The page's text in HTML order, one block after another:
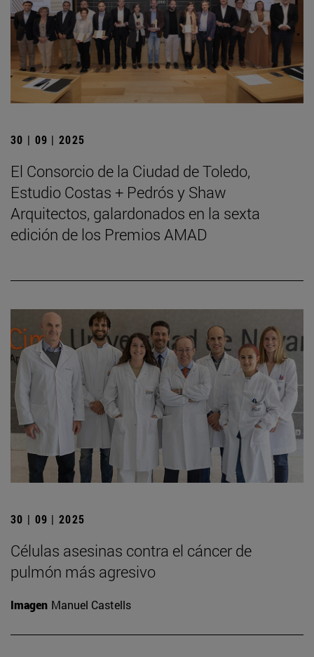
30 | 09 | 2025
El Consorcio de la Ciudad de Toledo,
Estudio Costas + Pedrós y Shaw
Arquitectos, galardonados en la sexta
edición de los Premios AMAD
30 | 09 | 2025
Células asesinas contra el cáncer de
pulmón más agresivo
Imagen Manuel Castells